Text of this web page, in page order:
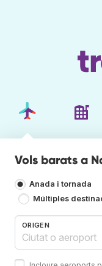
Vols barats a
Anada i tornada
Múltiples
ORIGEN